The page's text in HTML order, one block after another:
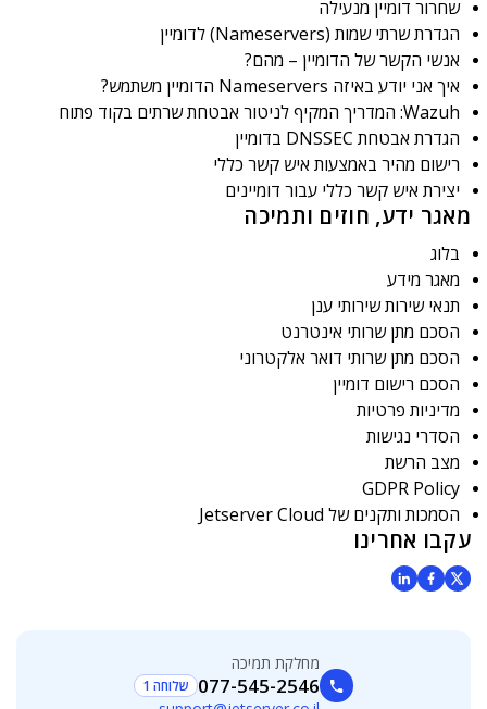
מאגר ידע, חוזים ותמיכה
בלוג
מאגר מידע
תנאי שירות שירותי ענן
הסכם מתן שרותי אינטרנט
הסכם מתן שרותי דואר אלקטרוני
הסכם רישום דומיין
מדיניות פרטיות
הסדרי נגישות
מצב הרשת
GDPR Policy
הסמכות ותקנים של Jetserver Cloud
שחרור דומיין מנעילה
הגדרת שרתי שמות (Nameservers) לדומיין
אנשי הקשר של הדומיין – מהם?
איך אני יודע באיזה Nameservers הדומיין משתמש?
Wazuh: המדריך המקיף לניטור אבטחת שרתים בקוד פתוח
הגדרת אבטחת DNSSEC בדומיין
רישום מהיר באמצעות איש קשר כללי
יצירת איש קשר כללי עבור דומיינים
עקבו אחרינו
מחלקת תמיכה
077-545-2546 שלוחה 1